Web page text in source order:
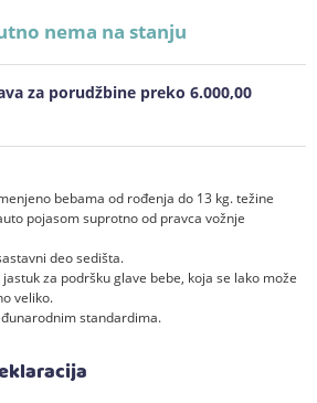
nema na stanju
za porudžbine preko 6.000,00
bebama od rođenja do 13 kg. težine
pojasom suprotno od pravca vožnje
deo sedišta.
za podršku glave bebe, koja se lako može
veliko.
standardima.